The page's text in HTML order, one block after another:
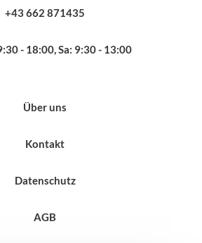
+43 662 871435
- 18:00, Sa: 9:30 - 13:00
Über uns
Kontakt
Datenschutz
AGB